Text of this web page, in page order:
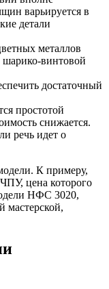
варьируется в
детали
металлов
шарико-винтовой
достаточный
простотой
снижается.
речь идет о
К примеру,
цена которого
НФС 3020,
мастерской,